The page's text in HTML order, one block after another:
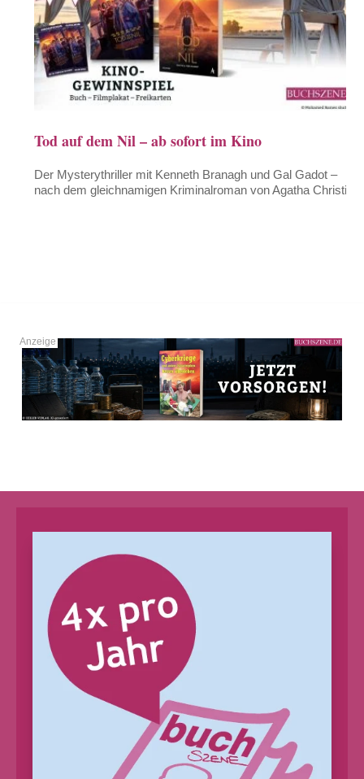
Tod auf dem Nil – ab sofort im Kino
Der Mysterythriller mit Kenneth Branagh und Gal Gadot –
nach dem gleichnamigen Kriminalroman von Agatha Christie.